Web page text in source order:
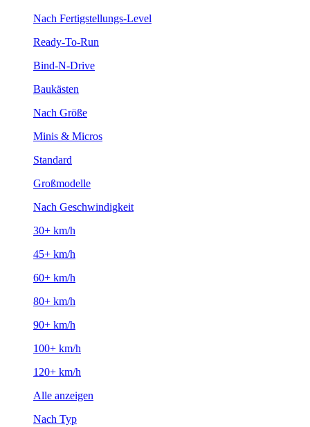
Nach Fertigstellungs-Level
Ready-To-Run
Bind-N-Drive
Baukästen
Nach Größe
Minis & Micros
Standard
Großmodelle
Nach Geschwindigkeit
30+ km/h
45+ km/h
60+ km/h
80+ km/h
90+ km/h
100+ km/h
120+ km/h
Alle anzeigen
Nach Typ